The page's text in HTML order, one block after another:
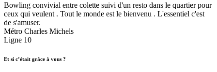
Bowling convivial entre colette suivi d'un resto dans le quartier pour
ceux qui veulent . Tout le monde est le bienvenu . L'essentiel c'est
de s'amuser.
Métro Charles Michels
Ligne 10
Et si c’était grâce à vous ?